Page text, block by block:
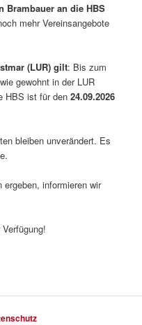
Brambauer an die HBS
mehr Vereinsangebote
(LUR) gilt: Bis zum
gewohnt in der LUR
HBS ist für den24.09.2026
bleiben unverändert. Es
informieren wir